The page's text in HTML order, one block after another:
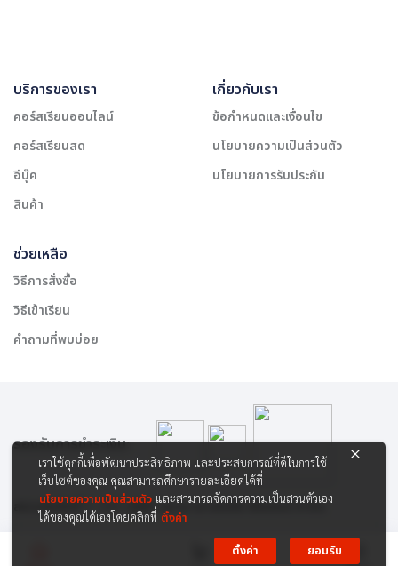
บริการของเรา
คอร์สเรียนออนไลน์
คอร์สเรียนสด
อีบุ๊ค
สินค้า
เกี่ยวกับเรา
ข้อกำหนดและเงื่อนไข
นโยบายความเป็นส่วนตัว
นโยบายการรับประกัน
ช่วยเหลือ
วิธีการสั่งซื้อ
วิธีเข้าเรียน
คำถามที่พบบ่อย
สงวนลิขสิทธิ์ © 2565 บริษัท สยาม เคาเซิลลิ่ง เซ็นเตอร์ จำกัด
รองรับการชำระเงิน:
เราใช้คุกกี้เพื่อพัฒนาประสิทธิภาพ และประสบการณ์ที่ดีในการใช้
เว็บไซต์ของคุณ คุณสามารถศึกษารายละเอียดได้ที่
นโยบายความเป็นส่วนตัว และสามารถจัดการความเป็นส่วนตัวเอง
ได้ของคุณได้เองโดยคลิกที่ ตั้งค่า
ตั้งค่า
ยอมรับ